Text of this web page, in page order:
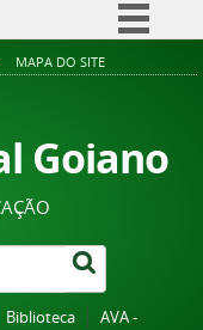
Simplifique!
à informação
Legislação
Canais
MAPA DO SITE
Goiano
Biblioteca
AVA -